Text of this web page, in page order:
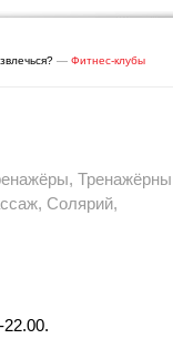
— Фитнес-клубы
Солярий,